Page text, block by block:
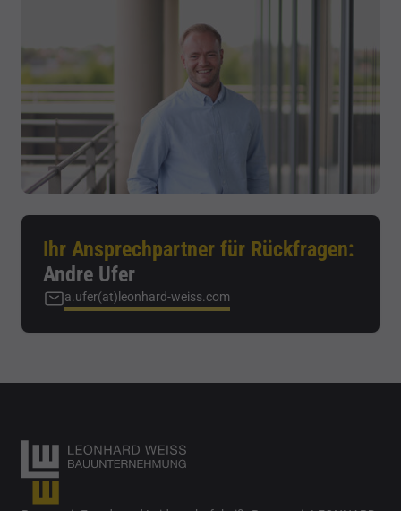
Ihr Ansprechpartner für Rückfragen:
Andre Ufer
a.ufer(at)leonhard-weiss.com